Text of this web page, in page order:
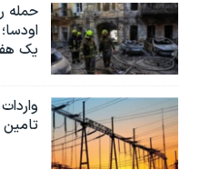
حمله
یک